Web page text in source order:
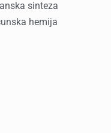
sinteza
hemija